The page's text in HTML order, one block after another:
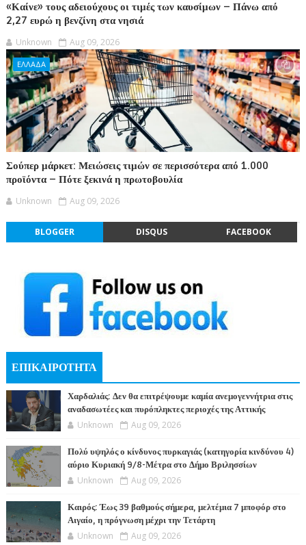
«Καίνε» τους αδειούχους οι τιμές των καυσίμων – Πάνω από
2,27 ευρώ η βενζίνη στα νησιά
Unknown Aug 09, 2026
ΕΛΛΑΔΑ
Σούπερ μάρκετ: Μειώσεις τιμών σε περισσότερα από 1.000
προϊόντα – Πότε ξεκινά η πρωτοβουλία
Unknown Aug 09, 2026
BLOGGER DISQUS FACEBOOK
ΕΠΙΚΑΙΡΟΤΗΤΑ
Χαρδαλιάς: Δεν θα επιτρέψουμε καμία ανεμογεννήτρια στις
αναδασωτέες και πυρόπληκτες περιοχές της Αττικής
Unknown Aug 09, 2026
Πολύ υψηλός ο κίνδυνος πυρκαγιάς (κατηγορία κινδύνου 4)
αύριο Κυριακή 9/8-Μέτρα στο Δήμο Βριλησσίων
Unknown Aug 09, 2026
Καιρός: Έως 39 βαθμούς σήμερα, μελτέμια 7 μποφόρ στο
Αιγαίο, η πρόγνωση μέχρι την Τετάρτη
Unknown Aug 09, 2026